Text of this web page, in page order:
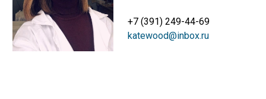
+7 (391) 249-44-69
katewood@inbox.ru